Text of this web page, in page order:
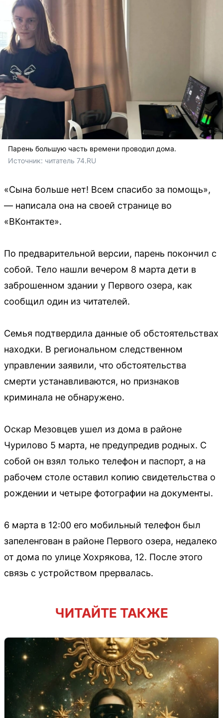
Парень большую часть времени проводил дома.
Источник: читатель 74.RU
«Сына больше нет! Всем спасибо за помощь»,
— написала она на своей странице во
«ВКонтакте».
По предварительной версии, парень покончил с
собой. Тело нашли вечером 8 марта дети в
заброшенном здании у Первого озера, как
сообщил один из читателей.
Семья подтвердила данные об обстоятельствах
находки. В региональном следственном
управлении заявили, что обстоятельства
смерти устанавливаются, но признаков
криминала не обнаружено.
Оскар Мезовцев ушел из дома в районе
Чурилово 5 марта, не предупредив родных. С
собой он взял только телефон и паспорт, а на
рабочем столе оставил копию свидетельства о
рождении и четыре фотографии на документы.
6 марта в 12:00 его мобильный телефон был
запеленгован в районе Первого озера, недалеко
от дома по улице Хохрякова, 12. После этого
связь с устройством прервалась.
ЧИТАЙТЕ ТАКЖЕ